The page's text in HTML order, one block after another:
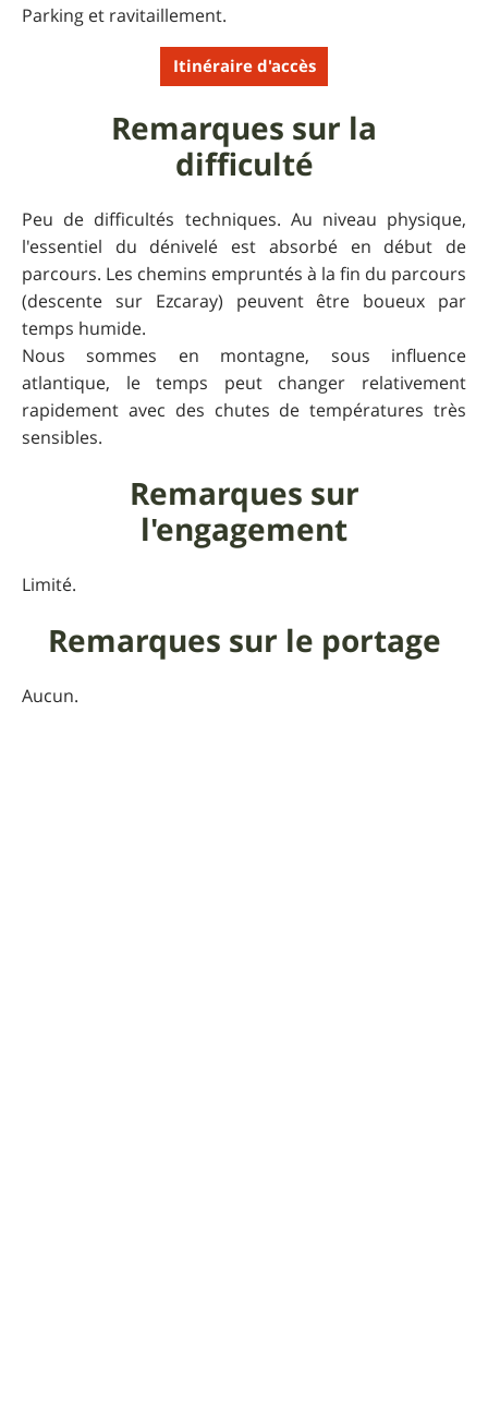
Parking et ravitaillement.
Itinéraire d'accès
Remarques sur la
difficulté
Peu de difficultés techniques. Au niveau physique,
l'essentiel du dénivelé est absorbé en début de
parcours. Les chemins empruntés à la fin du parcours
(descente sur Ezcaray) peuvent être boueux par
temps humide.
Nous sommes en montagne, sous influence
atlantique, le temps peut changer relativement
rapidement avec des chutes de températures très
sensibles.
Remarques sur
l'engagement
Limité.
Remarques sur le portage
Aucun.